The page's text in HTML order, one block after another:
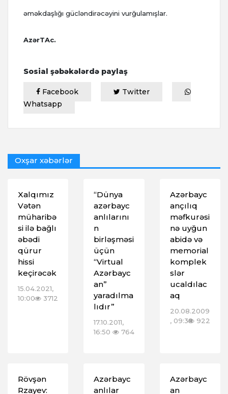
əməkdaşlığı gücləndirəcəyini vurğulamışlar.
AzərTAc.
Sosial şəbəkələrdə paylaş
Facebook
Twitter
Whatsapp
Oxşar xəbərlər
Xalqımız
Vətən
müharibə
si ilə bağlı
əbədi
qürur
hissi
keçirəcək
15.04.2021,
10:00
3712
“Dünya
azərbayc
anlılarını
n
birləşməsi
üçün
“Virtual
Azərbayc
an”
yaradılma
lıdır”
17.10.2011,
16:50
764
Azərbayc
ançılıq
məfkurəsi
nə uyğun
abidə və
memorial
komplek
slər
ucaldılac
aq
20.08.2009
, 09:38 922
Rövşən
Rzayev:
Azərbayc
anlılar
Azərbayc
an